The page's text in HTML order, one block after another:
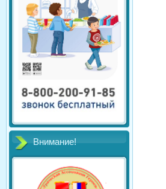
Внимание!